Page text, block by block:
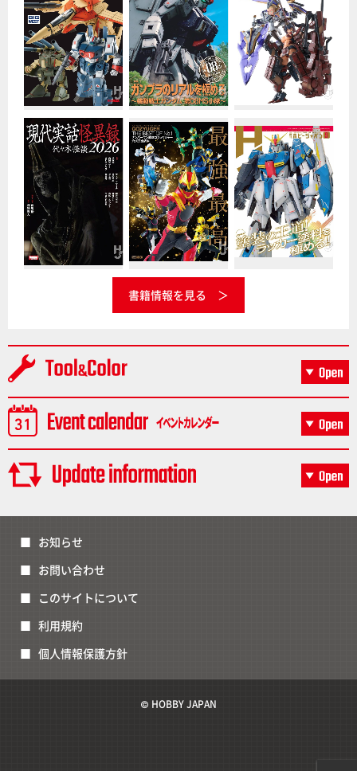
書籍情報を見る
お知らせ
お問い合わせ
このサイトについて
利用規約
個人情報保護方針
© HOBBY JAPAN